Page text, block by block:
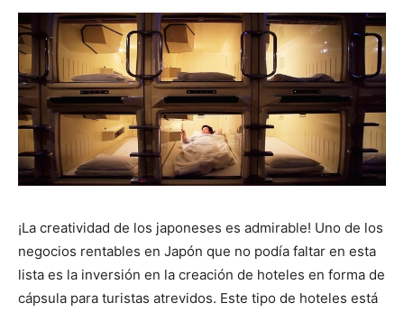
¡La creatividad de los japoneses es admirable! Uno de los
negocios rentables en Japón que no podía faltar en esta
lista es la inversión en la creación de hoteles en forma de
cápsula para turistas atrevidos. Este tipo de hoteles está